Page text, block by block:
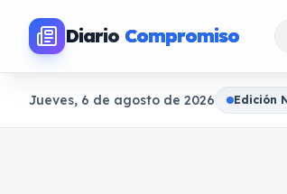
Diario Compromiso
Jueves, 6 de agosto de 2026 Edición